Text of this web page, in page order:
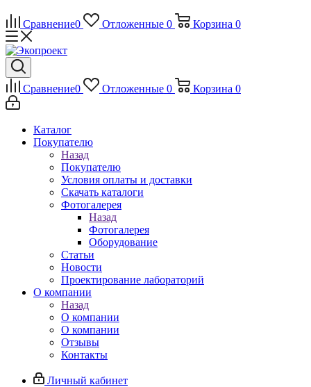
Сравнение0 Отложенные 0 Корзина 0
Сравнение0 Отложенные 0 Корзина 0
Каталог
Покупателю
Назад
Покупателю
Условия оплаты и доставки
Скачать каталоги
Фотогалерея
Назад
Фотогалерея
Оборудование
Статьи
Новости
Проектирование лабораторий
О компании
Назад
О компании
О компании
Отзывы
Контакты
Личный кабинет